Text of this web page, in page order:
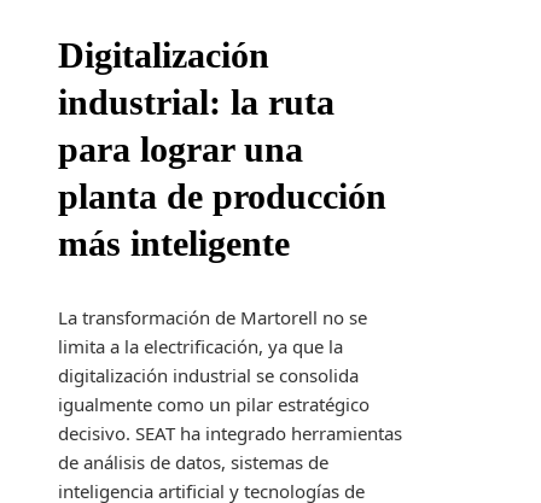
Digitalización
industrial: la ruta
para lograr una
planta de producción
más inteligente
La transformación de Martorell no se
limita a la electrificación, ya que la
digitalización industrial se consolida
igualmente como un pilar estratégico
decisivo. SEAT ha integrado herramientas
de análisis de datos, sistemas de
inteligencia artificial y tecnologías de